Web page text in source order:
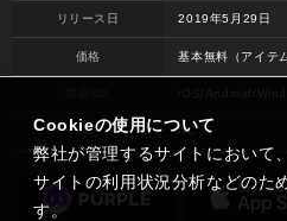
リリース日 2019年5月29日
価格 基本無料（アイテ
開発 NC
Cookieの使用について
弊社が管理するサイトにおいて
サイトの利用状況分析などのた
す。